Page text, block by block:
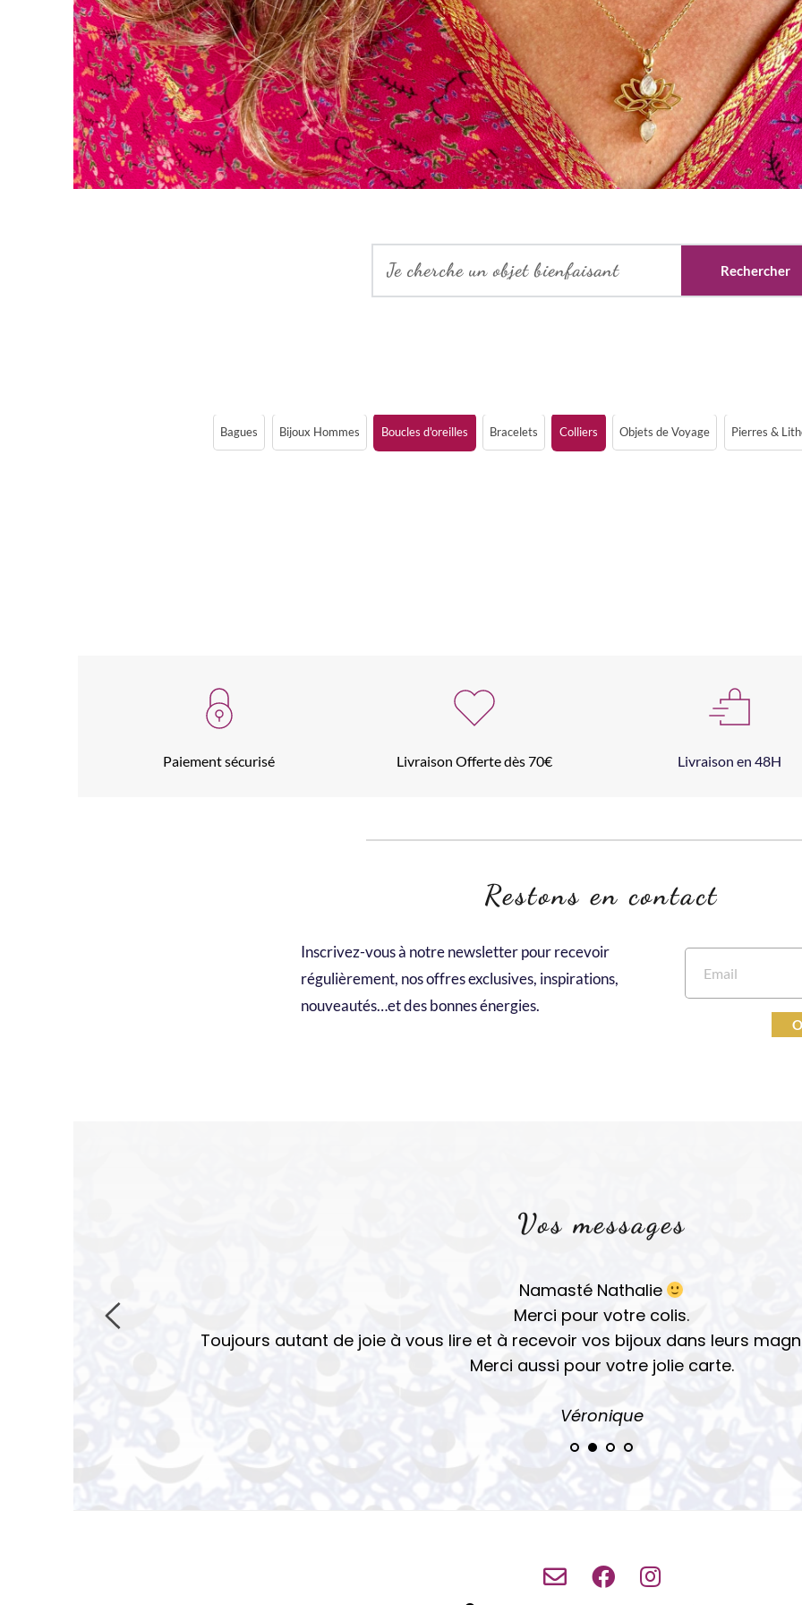
Rechercher
Bagues Bijoux Hommes Boucles d'oreilles Bracelets Colliers Objets de Voyage Pierres &
Paiement sécurisé Livraison Offerte dès 70€ Livraison en 48H
Restons en contact
Inscrivez-vous à notre newsletter pour recevoir
régulièrement, nos offres exclusives, inspirations,
nouveautés…et des bonnes énergies.
Vos messages
Namasté Nathalie
Merci pour votre colis.
Toujours autant de joie à vous lire et à recevoir vos bijoux dans leurs
Merci aussi pour votre jolie carte.
Véronique